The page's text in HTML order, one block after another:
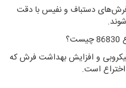
دستباف و نفیس با دقت
و افزایش بهداشت فرش که
است.